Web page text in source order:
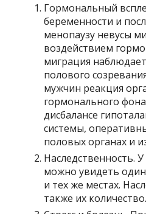
Гормональный
беременности и
менопаузу невусы
воздействием
миграция
полового
мужчин реакция
гормонального
дисбалансе
системы,
половых органах и
Наследственность.
можно увидеть
и тех же местах.
также их количество.